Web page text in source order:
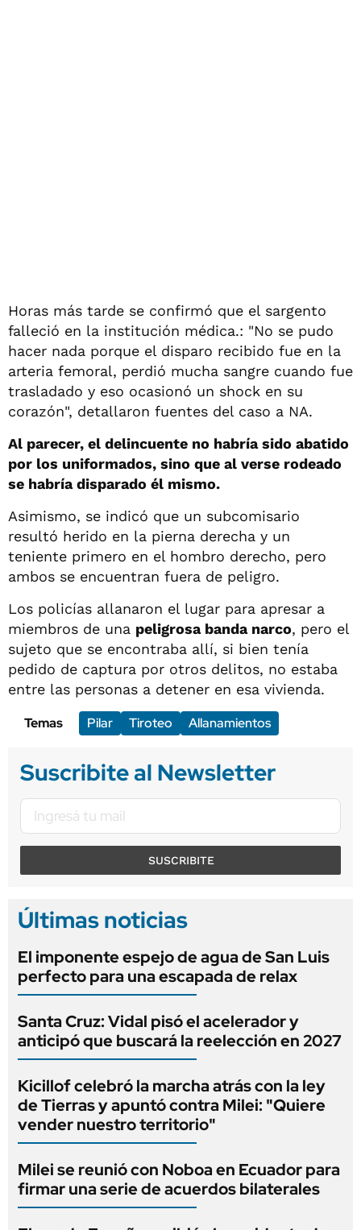
Horas más tarde se confirmó que el sargento
falleció en la institución médica.: "No se pudo
hacer nada porque el disparo recibido fue en la
arteria femoral, perdió mucha sangre cuando fue
trasladado y eso ocasionó un shock en su
corazón", detallaron fuentes del caso a NA.
Al parecer, el delincuente no habría sido abatido
por los uniformados, sino que al verse rodeado
se habría disparado él mismo.
Asimismo, se indicó que un subcomisario
resultó herido en la pierna derecha y un
teniente primero en el hombro derecho, pero
ambos se encuentran fuera de peligro.
Los policías allanaron el lugar para apresar a
miembros de una peligrosa banda narco, pero el
sujeto que se encontraba allí, si bien tenía
pedido de captura por otros delitos, no estaba
entre las personas a detener en esa vivienda.
Temas
Pilar Tiroteo Allanamientos
Suscribite al Newsletter
SUSCRIBITE
Últimas noticias
El imponente espejo de agua de San Luis
perfecto para una escapada de relax
Santa Cruz: Vidal pisó el acelerador y
anticipó que buscará la reelección en 2027
Kicillof celebró la marcha atrás con la ley
de Tierras y apuntó contra Milei: "Quiere
vender nuestro territorio"
Milei se reunió con Noboa en Ecuador para
firmar una serie de acuerdos bilaterales